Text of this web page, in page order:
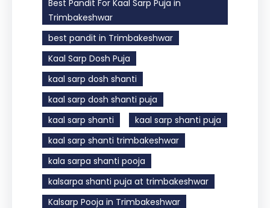
Best Pandit For Kaal Sarp Puja in
Trimbakeshwar
best pandit in Trimbakeshwar
Kaal Sarp Dosh Puja
kaal sarp dosh shanti
kaal sarp dosh shanti puja
kaal sarp shanti
kaal sarp shanti puja
kaal sarp shanti trimbakeshwar
kala sarpa shanti pooja
kalsarpa shanti puja at trimbakeshwar
Kalsarp Pooja in Trimbakeshwar